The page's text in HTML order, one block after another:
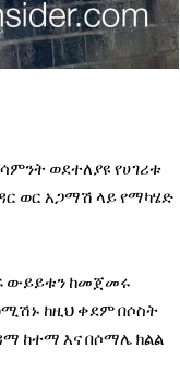
ወደተለያዩ የሀገሪቱ
ወር አጋማሽ ላይ የማካሄድ
ውይይቱን ከመጀመሩ
ከዚህ ቀደም በሶስት
ከተማ እና በሶማሌ ክልል